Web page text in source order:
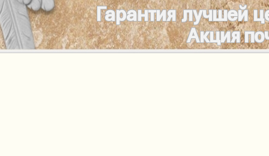
Гарантия лучшей
Акция